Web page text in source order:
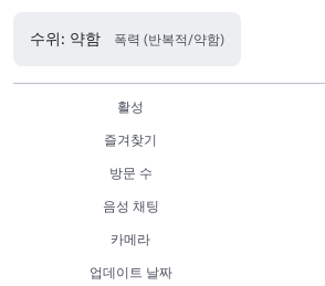
수위: 약함 폭력 (반복적/약함)
활성
즐겨찾기
방문 수
음성 채팅
카메라
업데이트 날짜